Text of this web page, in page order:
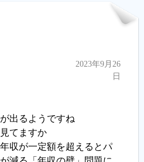
2023年9月26
日
出るようですね
てますか
収が一定額を超えるとパ